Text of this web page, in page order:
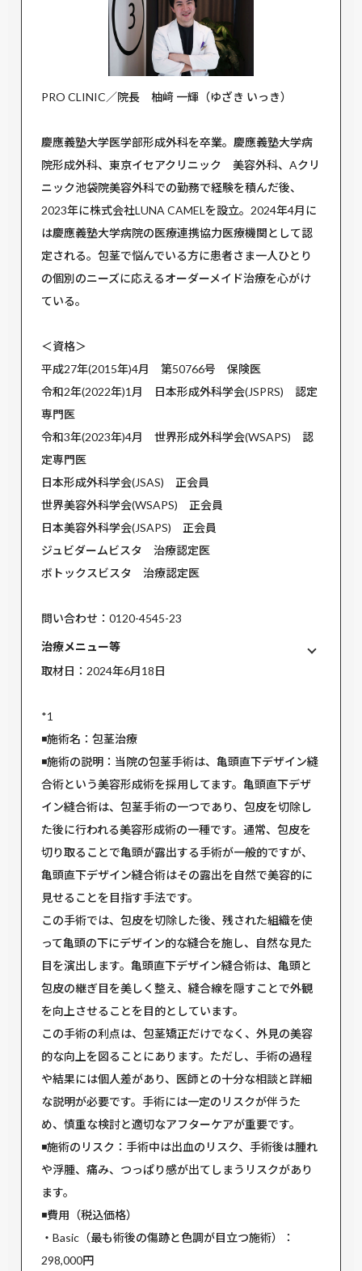
PRO CLINIC／院長 柚﨑 一輝（ゆざき いっき）
慶應義塾大学医学部形成外科を卒業。慶應義塾大学病
院形成外科、東京イセアクリニック 美容外科、Aクリ
ニック池袋院美容外科での勤務で経験を積んだ後、
2023年に株式会社LUNA CAMELを設立。2024年4月に
は慶應義塾大学病院の医療連携協力医療機関として認
定される。包茎で悩んでいる方に患者さま一人ひとり
の個別のニーズに応えるオーダーメイド治療を心がけ
ている。
＜資格＞
平成27年(2015年)4月 第50766号 保険医
令和2年(2022年)1月 日本形成外科学会(JSPRS) 認定
専門医
令和3年(2023年)4月 世界形成外科学会(WSAPS) 認
定専門医
日本形成外科学会(JSAS) 正会員
世界美容外科学会(WSAPS) 正会員
日本美容外科学会(JSAPS) 正会員
ジュビダームビスタ 治療認定医
ボトックスビスタ 治療認定医
問い合わせ：0120-4545-23
治療メニュー等
取材日：2024年6月18日
*1
◾️施術名：包茎治療
◾️施術の説明：当院の包茎手術は、亀頭直下デザイン縫
合術という美容形成術を採用してます。亀頭直下デザ
イン縫合術は、包茎手術の一つであり、包皮を切除し
た後に行われる美容形成術の一種です。通常、包皮を
切り取ることで亀頭が露出する手術が一般的ですが、
亀頭直下デザイン縫合術はその露出を自然で美容的に
見せることを目指す手法です。
この手術では、包皮を切除した後、残された組織を使
って亀頭の下にデザイン的な縫合を施し、自然な見た
目を演出します。亀頭直下デザイン縫合術は、亀頭と
包皮の継ぎ目を美しく整え、縫合線を隠すことで外観
を向上させることを目的としています。
この手術の利点は、包茎矯正だけでなく、外見の美容
的な向上を図ることにあります。ただし、手術の過程
や結果には個人差があり、医師との十分な相談と詳細
な説明が必要です。手術には一定のリスクが伴うた
め、慎重な検討と適切なアフターケアが重要です。
◾️施術のリスク：手術中は出血のリスク、手術後は腫れ
や浮腫、痛み、つっぱり感が出てしまうリスクがあり
ます。
◾️費用（税込価格）
・Basic（最も術後の傷跡と色調が目立つ施術）：
298,000円